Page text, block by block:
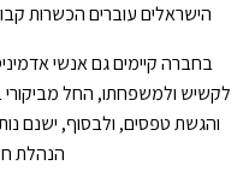
הישראלים עוברים הכשרות
בחברה קיימים גם אנשי
לקשיש ולמשפחתו, החל מביקורי
והגשת טפסים, ולבסוף, ישנם
הנהלת